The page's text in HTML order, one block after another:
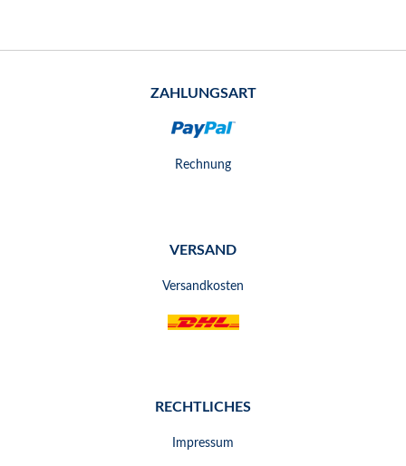
ZAHLUNGSART
Rechnung
VERSAND
Versandkosten
RECHTLICHES
Impressum